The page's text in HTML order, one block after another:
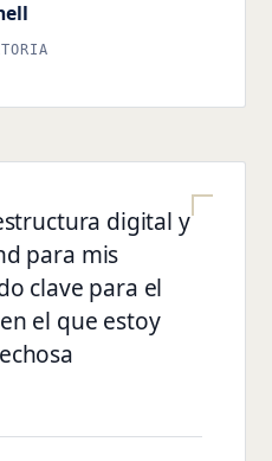
digital y
para mis
clave para el
el que estoy